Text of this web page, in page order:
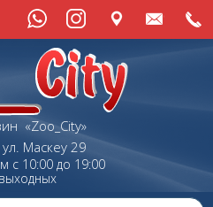
«Zoo_City»
ул. Маскеу29
с 10:00 до 19:00